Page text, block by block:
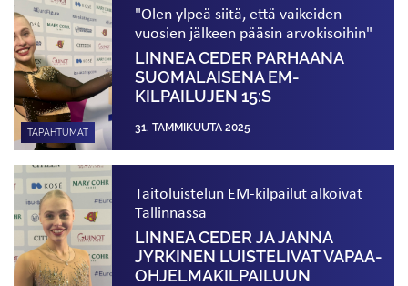
TAPAHTUMAT
"Olen ylpeä siitä, että vaikeiden
vuosien jälkeen pääsin arvokisoihin"
LINNEA CEDER PARHAANA
SUOMALAISENA EM-
KILPAILUJEN 15:S
31. TAMMIKUUTA 2025
Taitoluistelun EM-kilpailut alkoivat
Tallinnassa
LINNEA CEDER JA JANNA
JYRKINEN LUISTELIVAT VAPAA­
OHJELMAKILPAILUUN